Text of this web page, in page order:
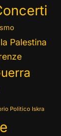
Palestina
Politico Iskra